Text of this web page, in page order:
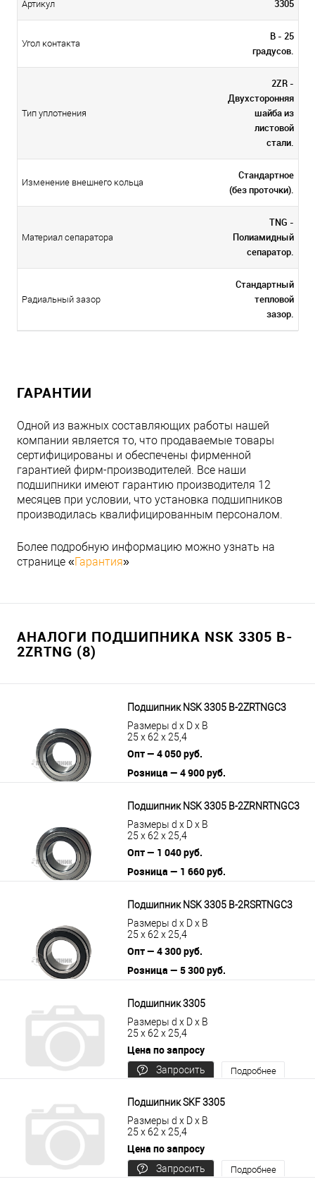
Артикул 3305
Угол контакта
В - 25
градусов.
Тип уплотнения
2ZR -
Двухсторонняя
шайба из
листовой
стали.
Изменение внешнего кольца
Стандартное
(без проточки).
Материал сепаратора
TNG -
Полиамидный
сепаратор.
Радиальный зазор
Стандартный
тепловой
зазор.
ГАРАНТИИ
Одной из важных составляющих работы нашей
компании является то, что продаваемые товары
сертифицированы и обеспечены фирменной
гарантией фирм-производителей. Все наши
подшипники имеют гарантию производителя 12
месяцев при условии, что установка подшипников
производилась квалифицированным персоналом.
Более подробную информацию можно узнать на
странице «Гарантия»
АНАЛОГИ ПОДШИПНИКА NSK 3305 B-
2ZRTNG (8)
Подшипник NSK 3305 B-2ZRTNGC3
Размеры d x D x B
25 x 62 x 25,4
Опт — 4 050 руб.
Розница — 4 900 руб.
Подшипник NSK 3305 B-2ZRNRTNGC3
Размеры d x D x B
25 x 62 x 25,4
Опт — 1 040 руб.
Розница — 1 660 руб.
Подшипник NSK 3305 B-2RSRTNGC3
Размеры d x D x B
25 x 62 x 25,4
Опт — 4 300 руб.
Розница — 5 300 руб.
Подшипник 3305
Размеры d x D x B
25 x 62 x 25,4
Цена по запросу
Запросить
Подробнее
Подшипник SKF 3305
Размеры d x D x B
25 x 62 x 25,4
Цена по запросу
Запросить
Подробнее